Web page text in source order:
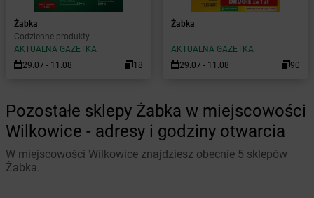
Żabka
Codzienne produkty
AKTUALNA GAZETKA
29.07 - 11.08
18
Żabka
AKTUALNA GAZETKA
29.07 - 11.08
90
Pozostałe sklepy Żabka w miejscowości
Wilkowice - adresy i godziny otwarcia
W miejscowości Wilkowice znajdziesz obecnie 5 sklepów
Żabka.